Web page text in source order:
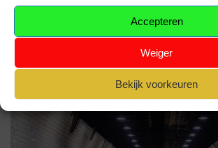
Accepteren
Weiger
Bekijk voorkeuren
rijden onder het domein van de luchthaven
Wevelgem. De tunnel is 460 meter lang. De…